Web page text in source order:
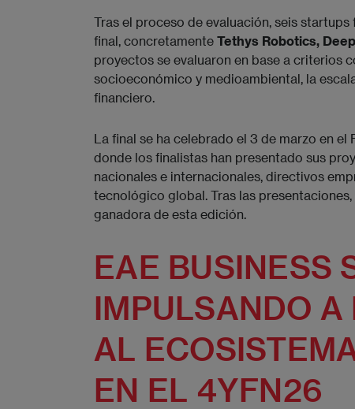
Tras el proceso de evaluación, seis
final, concretamente Tethys Robotics,
proyectos se evaluaron en base a criterios
socioeconómico y medioambiental, la
financiero.
La final se ha celebrado el 3 de marzo en el
donde los finalistas han presentado sus
nacionales e internacionales, directivos
tecnológico global. Tras las
ganadora de esta edición.
EAE BUSINESS
IMPULSANDO A
AL
EN EL 4YFN26